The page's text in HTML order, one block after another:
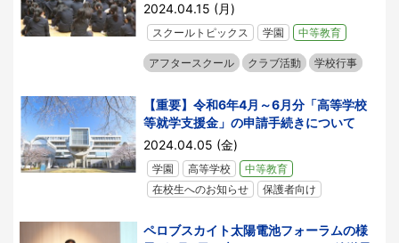
2024.04.15 (月)
スクールトピックス 学園 中等教育
アフタースクール クラブ活動 学校行事
【重要】令和6年4月～6月分「高等学校
等就学支援金」の申請手続きについて
2024.04.05 (金)
学園 高等学校
中等教育
在校生へのお知らせ
保護者向け
ペロブスカイト太陽電池フォーラムの様